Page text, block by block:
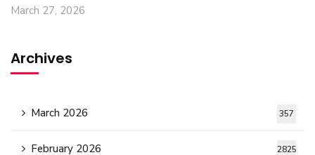
March 27, 2026
Archives
March 2026 357
February 2026 2825